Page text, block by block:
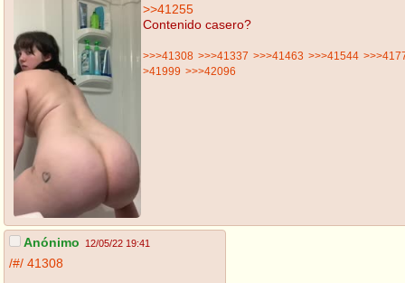
>>41255
Contenido casero?
>>>41308 >>>41337 >>>41463 >>>41544
>41999 >>>42096
Anónimo 12/05/22 19:41
/#/ 41308